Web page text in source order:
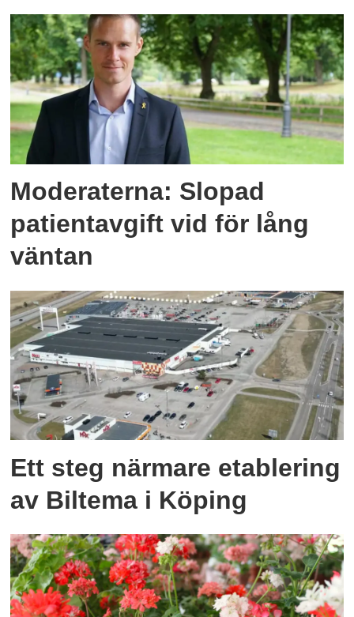
Moderaterna: Slopad
patientavgift vid för lång
väntan
Ett steg närmare etablering
av Biltema i Köping